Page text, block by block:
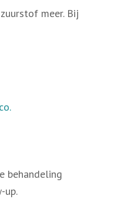
meer. Bij
behandeling
up.